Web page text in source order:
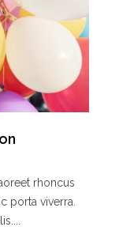
rhoncus
porta viverra.